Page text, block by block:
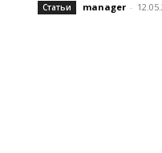
Статьи manager -